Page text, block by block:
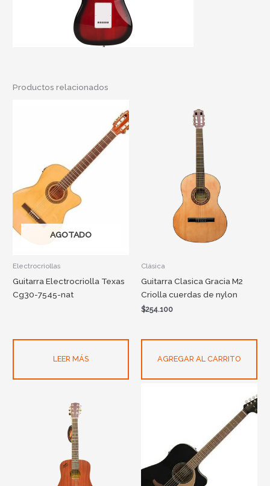
Productos relacionados
AGOTADO
Electrocriollas
Guitarra Electrocriolla Texas
Cg30-7545-nat
LEER MÁS
Clásica
Guitarra Clasica Gracia M2
Criolla cuerdas de nylon
$254.100
AGREGAR AL CARRITO